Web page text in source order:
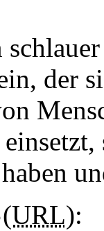
der
عنوان الإنترنيت(URL):